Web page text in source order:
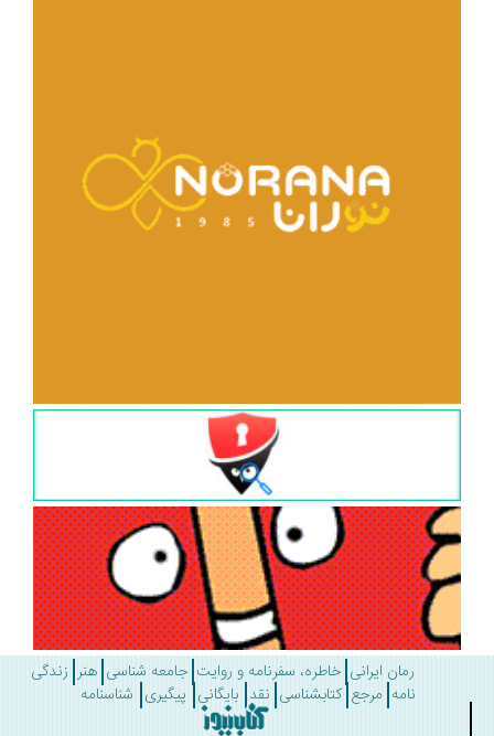
رمان ایرانی خاطره، سفرنامه و روایت جامعه شناسی هنر زندگی
مرجع کتابشناسی نقد بایگانی پیگیری شناسنامه